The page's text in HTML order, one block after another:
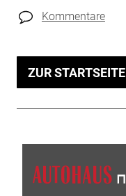
Kommentare
ZUR STARTSEITE